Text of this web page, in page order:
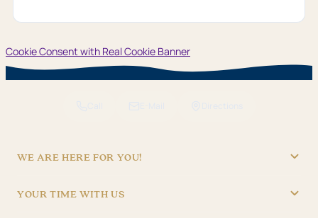
Cookie Consent with Real Cookie Banner
WE ARE HERE FOR YOU!
YOUR TIME WITH US